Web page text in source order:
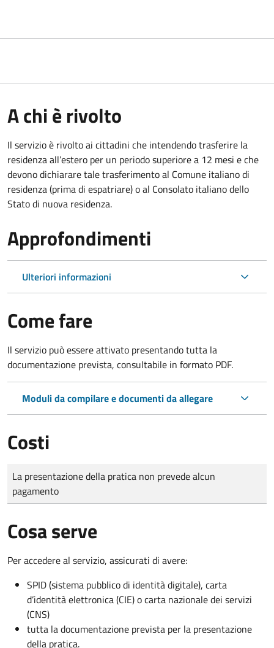
A chi è rivolto
Il servizio è rivolto ai cittadini che intendendo trasferire la
residenza all’estero per un periodo superiore a 12 mesi e che
devono dichiarare tale trasferimento al Comune italiano di
residenza (prima di espatriare) o al Consolato italiano dello
Stato di nuova residenza.
Approfondimenti
Ulteriori informazioni
Come fare
Il servizio può essere attivato presentando tutta la
documentazione prevista, consultabile in formato PDF.
Moduli da compilare e documenti da allegare
Costi
Tipo di pagamento
Importo
La presentazione della pratica non prevede alcun
pagamento
Cosa serve
Per accedere al servizio, assicurati di avere:
SPID (sistema pubblico di identità digitale), carta
d’identità elettronica (CIE) o carta nazionale dei servizi
(CNS)
tutta la documentazione prevista per la presentazione
della pratica.